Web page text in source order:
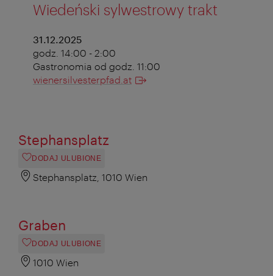
Wiedeński sylwestrowy trakt
31.12.2025
godz. 14:00 - 2:00
Gastronomia od godz. 11:00
wienersilvesterpfad.at
Stephansplatz
DODAJ ULUBIONE
Stephansplatz, 1010 Wien
Graben
DODAJ ULUBIONE
1010 Wien